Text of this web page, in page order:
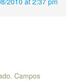
Campos